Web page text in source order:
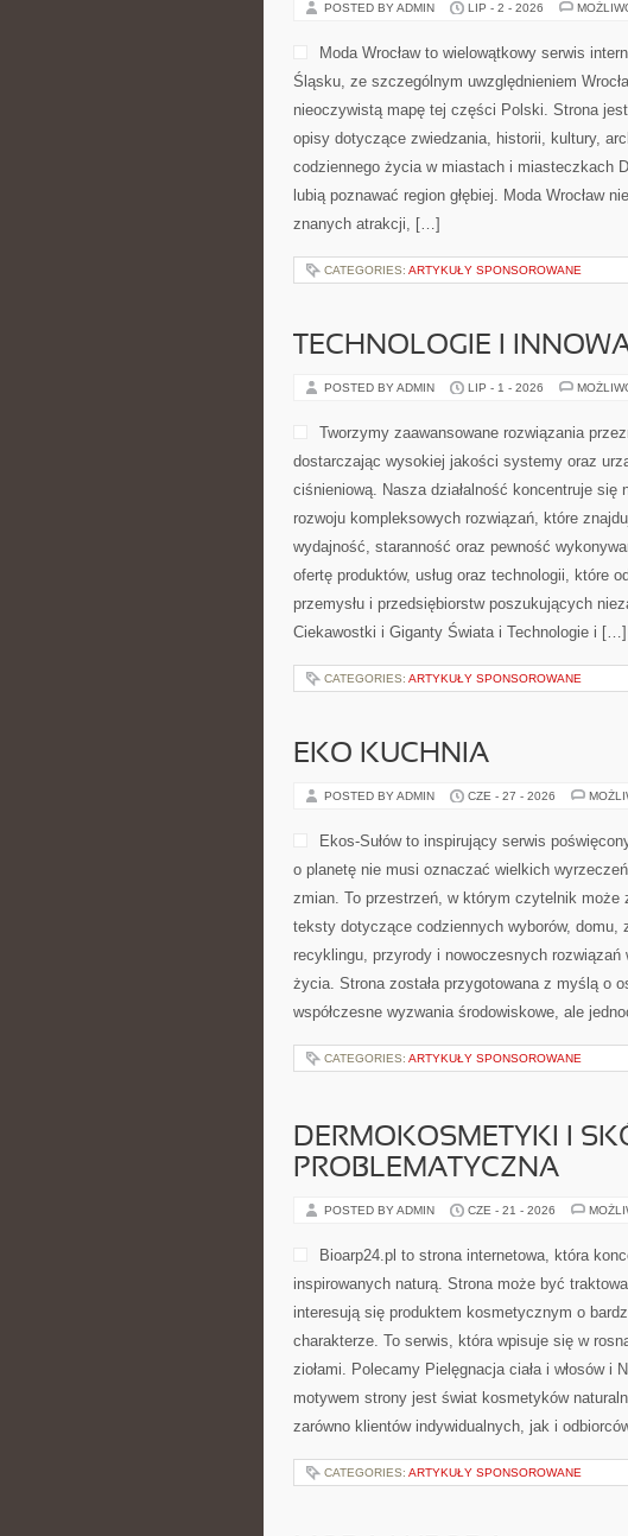
POSTED BY ADMIN LIP - 2 - 2026
Moda Wrocław to wielowątkowy serwis
Śląsku, ze szczególnym uwzględnieniem
nieoczywistą mapę tej części Polski. Strona
opisy dotyczące zwiedzania, historii, kultury,
codziennego życia w miastach i miasteczkach
lubią poznawać region głębiej. Moda Wrocław
znanych atrakcji, […]
CATEGORIES: ARTYKUŁY SPONSOROWANE
TECHNOLOGIE I
POSTED BY ADMIN LIP - 1 - 2026
Tworzymy zaawansowane rozwiązania
dostarczając wysokiej jakości systemy oraz
ciśnieniową. Nasza działalność koncentruje się
rozwoju kompleksowych rozwiązań, które
wydajność, staranność oraz pewność
ofertę produktów, usług oraz technologii, które
przemysłu i przedsiębiorstw poszukujących
Ciekawostki i Giganty Świata i Technologie i […]
CATEGORIES: ARTYKUŁY SPONSOROWANE
EKO KUCHNIA
POSTED BY ADMIN CZE - 27 - 2026
Ekos-Sułów to inspirujący serwis
o planetę nie musi oznaczać wielkich
zmian. To przestrzeń, w którym czytelnik może
teksty dotyczące codziennych wyborów, domu,
recyklingu, przyrody i nowoczesnych
życia. Strona została przygotowana z myślą o
współczesne wyzwania środowiskowe, ale
CATEGORIES: ARTYKUŁY SPONSOROWANE
DERMOKOSMETYKI I
PROBLEMATYCZNA
POSTED BY ADMIN CZE - 21 - 2026
Bioarp24.pl to strona internetowa, która
inspirowanych naturą. Strona może być
interesują się produktem kosmetycznym o
charakterze. To serwis, która wpisuje się w
ziołami. Polecamy Pielęgnacja ciała i włosów i
motywem strony jest świat kosmetyków
zarówno klientów indywidualnych, jak i
CATEGORIES: ARTYKUŁY SPONSOROWANE